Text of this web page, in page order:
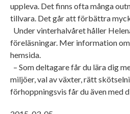
uppleva. Det finns ofta många
tillvara. Det går att förbättra
Under vinterhalvåret håller
föreläsningar. Mer information
hemsida.
– Som deltagare får du lära dig
miljöer, val av växter, rätt
förhoppningsvis får du även med